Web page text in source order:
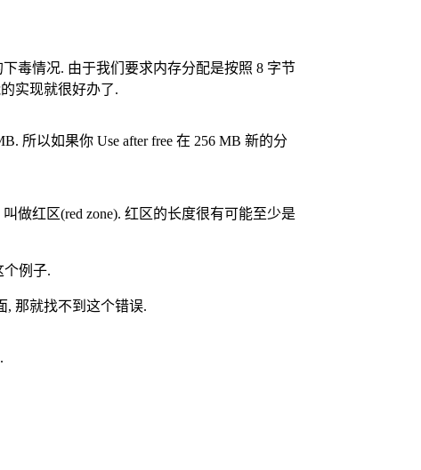
毒情况. 由于我们要求内存分配是按照 8 字节
实现就很好办了.
所以如果你 Use after free 在 256 MB 新的分
做红区(red zone). 红区的长度很有可能至少是
个例子.
, 那就找不到这个错误.